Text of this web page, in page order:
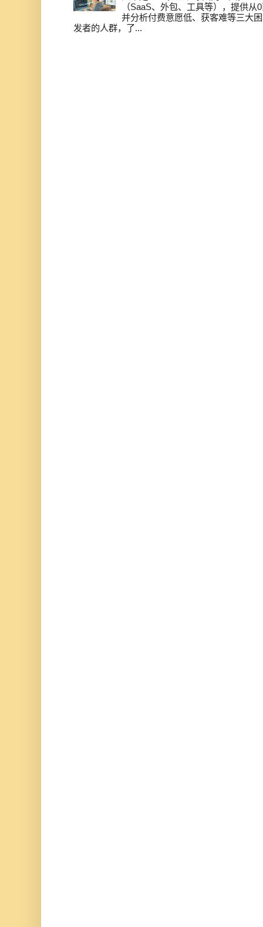
（SaaS、外包、工具等），提供
并分析付费意愿低、获客难等三大
发者的人群，了...